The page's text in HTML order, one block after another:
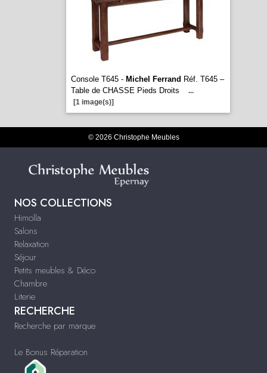
Console T645 - Michel Ferrand Réf. T645 –
Table de CHASSE Pieds Droits
...
[1 image(s)]
© 2026 Christophe Meubles
NOS COLLECTIONS
Himolla
Salons
Relaxation
Séjour
Petits meubles & Déco
Chambre
Literie
RECHERCHE
Recherche par marque
Le Bonus Réparation